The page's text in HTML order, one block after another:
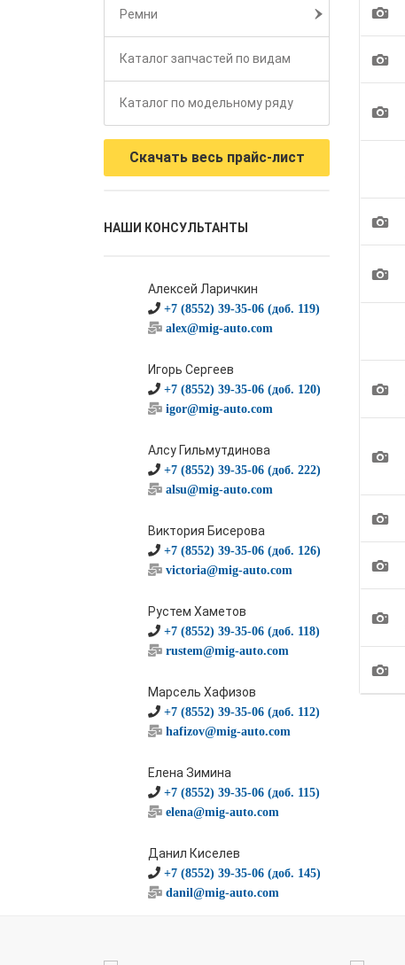
Ремни
Каталог запчастей по видам
Каталог по модельному ряду
Скачать весь прайс-лист
НАШИ КОНСУЛЬТАНТЫ
Алексей Ларичкин
+7 (8552) 39-35-06 (доб. 119)
alex@mig-auto.com
Игорь Сергеев
+7 (8552) 39-35-06 (доб. 120)
igor@mig-auto.com
Алсу Гильмутдинова
+7 (8552) 39-35-06 (доб. 222)
alsu@mig-auto.com
Виктория Бисерова
+7 (8552) 39-35-06 (доб. 126)
victoria@mig-auto.com
Рустем Хаметов
+7 (8552) 39-35-06 (доб. 118)
rustem@mig-auto.com
Марсель Хафизов
+7 (8552) 39-35-06 (доб. 112)
hafizov@mig-auto.com
Елена Зимина
+7 (8552) 39-35-06 (доб. 115)
elena@mig-auto.com
Данил Киселев
+7 (8552) 39-35-06 (доб. 145)
danil@mig-auto.com
1
1
1
1
1
1
1
1
1
1
1